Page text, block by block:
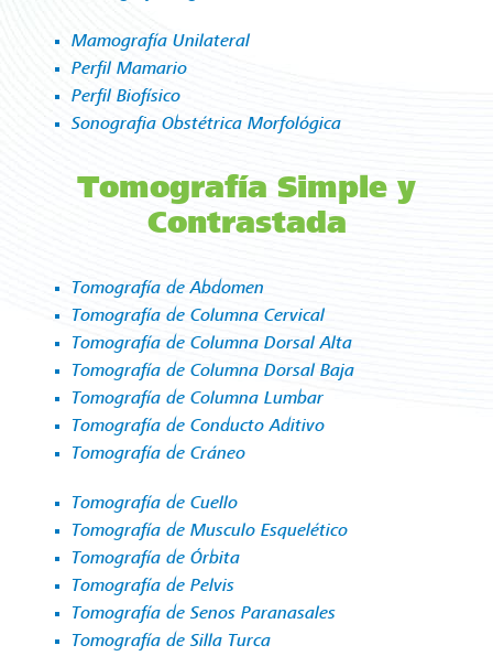
Mamografía Unilateral
Perfil Mamario
Perfil Biofísico
Sonografia Obstétrica Morfológica
Tomografía Simple y
Contrastada
Tomografía de Abdomen
Tomografía de Columna Cervical
Tomografía de Columna Dorsal Alta
Tomografía de Columna Dorsal Baja
Tomografía de Columna Lumbar
Tomografía de Conducto Aditivo
Tomografía de Cráneo
Tomografía de Cuello
Tomografía de Musculo Esquelético
Tomografía de Órbita
Tomografía de Pelvis
Tomografía de Senos Paranasales
Tomografía de Silla Turca